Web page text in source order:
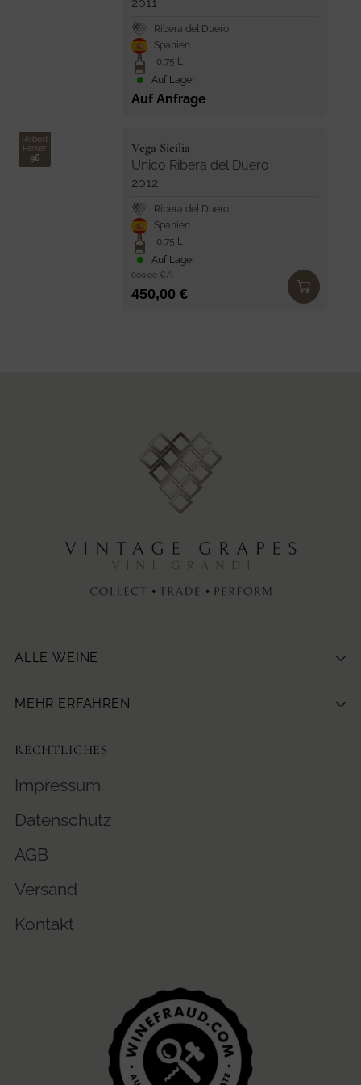
4
4
5
0
€
d
o
r
Ribera del Duero
Spanien
0,75 L
Auf Lager
Auf Anfrage
Robert
Parker
96
V
e
n
d
o
r
Vega Sicilia
Unico Ribera del Duero
2012
Ribera del Duero
Spanien
0,75 L
Auf Lager
600,00 €/l
R
C
E
4
450,00 €
ALLE WEINE
MEHR ERFAHREN
RECHTLICHES
Impressum
Datenschutz
AGB
Versand
Kontakt